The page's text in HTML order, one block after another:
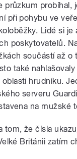
průzkum probíhal,
při pohybu ve
Lidé si je
poskytovatelů.
součástí až o
také
hrudníku.
serveru
na mužské
tom, že čísla
Británii zatím